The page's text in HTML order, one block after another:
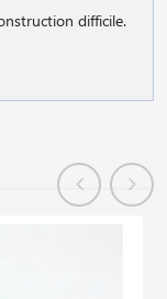
difficile.